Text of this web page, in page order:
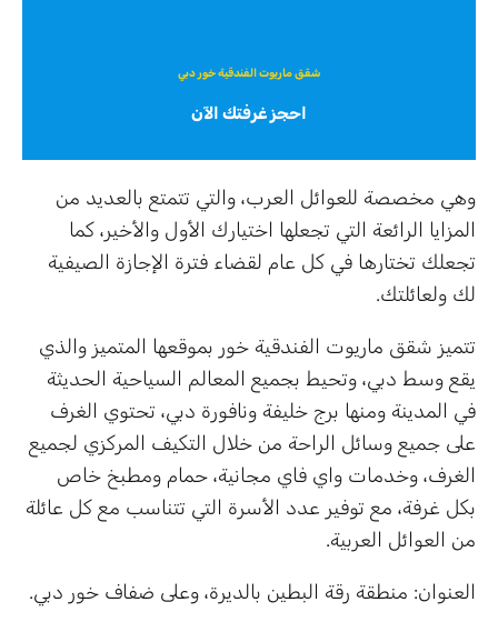
شقق ماريوت الفندقية خور دبي
احجز غرفتك الآن
وهي مخصصة للعوائل العرب، والتي تتمتع بالعديد من
المزايا الرائعة التي تجعلها اختيارك الأول والأخير، كما
تجعلك تختارها في كل عام لقضاء فترة الإجازة الصيفية
لك ولعائلتك.
تتميز شقق ماريوت الفندقية خور بموقعها المتميز والذي
يقع وسط دبي، وتحيط بجميع المعالم السياحية الحديثة
في المدينة ومنها برج خليفة ونافورة دبي، تحتوي الغرف
على جميع وسائل الراحة من خلال التكيف المركزي لجميع
الغرف، وخدمات واي فاي مجانية، حمام ومطبخ خاص
بكل غرفة، مع توفير عدد الأسرة التي تتناسب مع كل عائلة
من العوائل العربية.
العنوان: منطقة رقة البطين بالديرة، وعلى ضفاف خور دبي.